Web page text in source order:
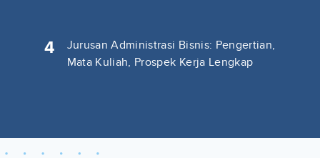
4
Jurusan Administrasi Bisnis: Pengertian,
Mata Kuliah, Prospek Kerja Lengkap